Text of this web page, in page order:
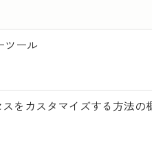
ツール
をカスタマイズする方法の